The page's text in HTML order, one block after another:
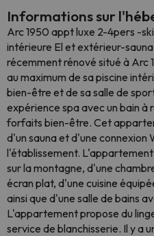
Informations sur
Arc 1950 appt luxe 2-4pers -
intérieure El et extérieur-
récemment rénové situé à Arc
au maximum de sa piscine
bien-être et de sa salle de
expérience spa avec un bain à
forfaits bien-être. Cet
d'un sauna et d'une
l'établissement.
sur la montagne, d'une
écran plat, d'une cuisine
ainsi que d'une salle de bains
L'appartement propose du
service de blanchisserie. Il y a